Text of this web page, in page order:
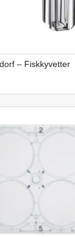
– Fiskkyvetter